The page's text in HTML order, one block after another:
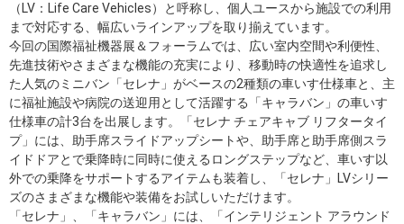
（LV：Life Care Vehicles）と呼称し、個人ユースから施設での利用
まで対応する、幅広いラインアップを取り揃えています。
今回の国際福祉機器展＆フォーラムでは、広い室内空間や利便性、
先進技術やさまざまな機能の充実により、移動時の快適性を追求し
た人気のミニバン「セレナ」がベースの2種類の車いす仕様車と、主
に福祉施設や病院の送迎用として活躍する「キャラバン」の車いす
仕様車の計3台を出展します。「セレナ チェアキャブ リフタータイ
プ」には、助手席スライドアップシートや、助手席と助手席側スラ
イドドアとで乗降時に同時に使えるロングステップなど、車いす以
外での乗降をサポートするアイテムも装着し、「セレナ」LVシリー
ズのさまざまな機能や装備をお試しいただけます。
「セレナ」、「キャラバン」には、「インテリジェント アラウンド